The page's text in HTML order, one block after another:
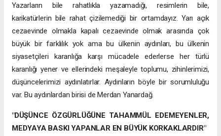
Yazarların bile rahatlıkla yazamadığı, resimlerin bile,
karikatürlerin bile rahat çizilemediği bir ortamdayız. Yarı açık
cezaevinde olmakla kapalı cezaevinde olmak arasında çok
büyük bir farklılık yok ama bu ülkenin aydınları, bu ülkenin
siyasetçileri karanlığa karşı mücadele ederlerse her türlü
karanlığı yener ve ellerindeki meşaleyle toplumu, zihinlerimizi,
düşüncelerimizi aydınlatırlar. Aydınların böyle bir sorumluluğu
var. Bu aydınlardan birisi de Merdan Yanardağ.
"DÜŞÜNCE ÖZGÜRLÜĞÜNE TAHAMMÜL EDEMEYENLER,
MEDYAYA BASKI YAPANLAR EN BÜYÜK KORKAKLARDIR"